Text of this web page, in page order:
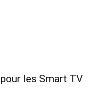
les Smart TV